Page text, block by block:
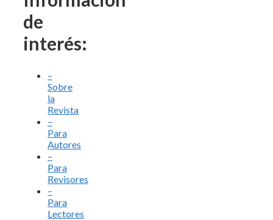
de
interés:
–
Sobre
la
Revista
–
Para
Autores
–
Para
Revisores
–
Para
Lectores